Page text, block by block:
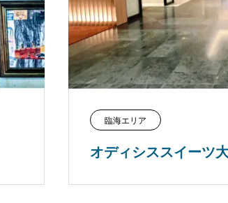
臨海エリア
オディシススイーツ